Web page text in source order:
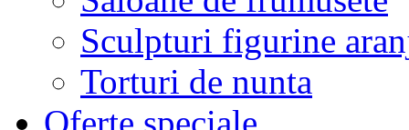
Sculpturi figurine
Torturi de nunta
Oferte speciale